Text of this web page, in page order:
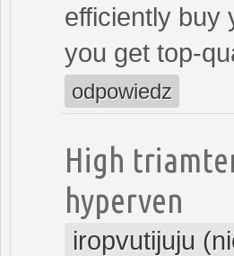
efficiently buy
you get top-
odpowiedz
High
hyperven
iropvutijuju